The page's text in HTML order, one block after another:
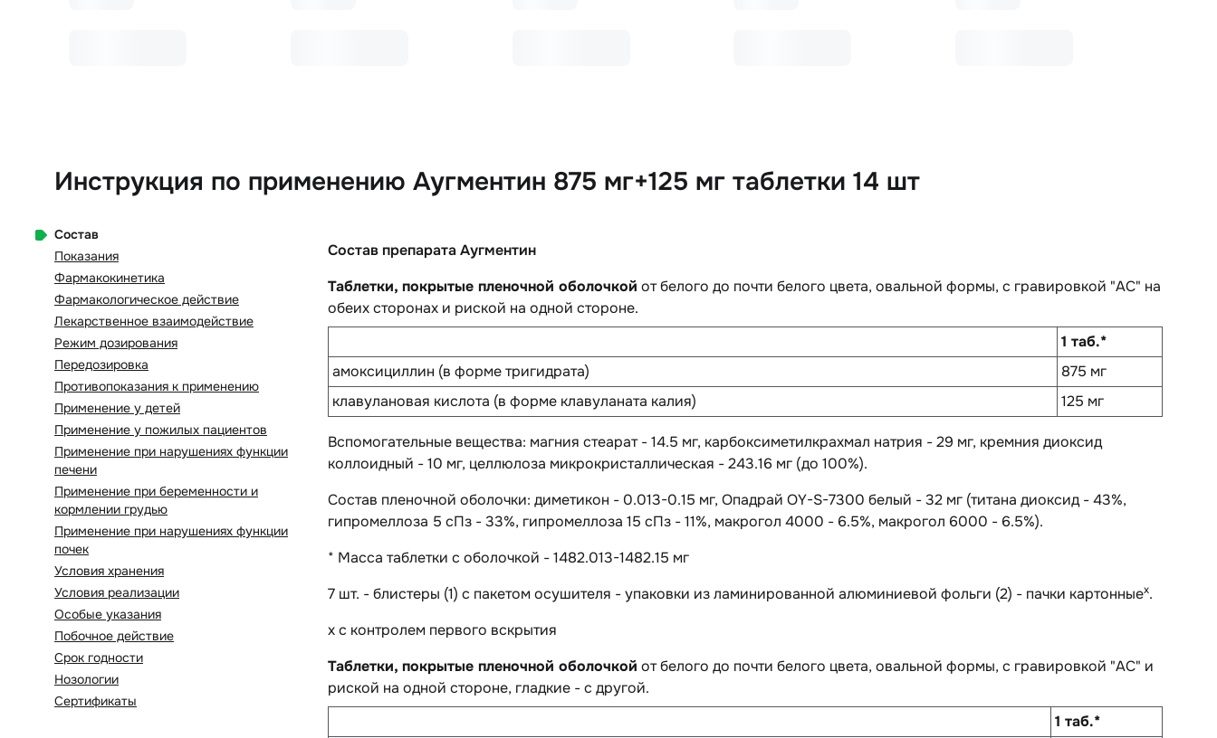
Инструкция по применению Аугментин 875 мг+125 мг таблетки 14 шт
Состав
Показания
Фармакокинетика
Фармакологическое действие
Лекарственное взаимодействие
Режим дозирования
Передозировка
Противопоказания к применению
Применение у детей
Применение у пожилых пациентов
Применение при нарушениях функции
печени
Применение при беременности и
кормлении грудью
Применение при нарушениях функции
почек
Условия хранения
Условия реализации
Особые указания
Побочное действие
Срок годности
Нозологии
Сертификаты
Состав препарата Аугментин
Таблетки, покрытые пленочной оболочкой от белого до почти белого цвета, овальной формы, с гравировкой "AC" на
обеих сторонах и риской на одной стороне.
1 таб.*
амоксициллин (в форме тригидрата)
875 мг
клавулановая кислота (в форме клавуланата калия)
125 мг
Вспомогательные вещества: магния стеарат - 14.5 мг, карбоксиметилкрахмал натрия - 29 мг, кремния диоксид
коллоидный - 10 мг, целлюлоза микрокристаллическая - 243.16 мг (до 100%).
Состав пленочной оболочки: диметикон - 0.013-0.15 мг, Опадрай OY-S-7300 белый - 32 мг (титана диоксид - 43%,
гипромеллоза 5 сПз - 33%, гипромеллоза 15 сПз - 11%, макрогол 4000 - 6.5%, макрогол 6000 - 6.5%).
* Масса таблетки с оболочкой - 1482.013-1482.15 мг
7 шт. - блистеры (1) с пакетом осушителя - упаковки из ламинированной алюминиевой фольги (2) - пачки картонныех.
х с контролем первого вскрытия
Таблетки, покрытые пленочной оболочкой от белого до почти белого цвета, овальной формы, с гравировкой "AС" и
риской на одной стороне, гладкие - с другой.
1 таб.*